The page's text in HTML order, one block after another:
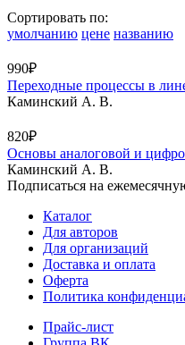
Сортировать по:
умолчанию цене названию
990₽
Переходные процессы в
Каминский А. В.
820₽
Основы аналоговой и
Каминский А. В.
Подписаться на
Каталог
Для авторов
Для организаций
Доставка и оплата
Оферта
Политика
Прайс-лист